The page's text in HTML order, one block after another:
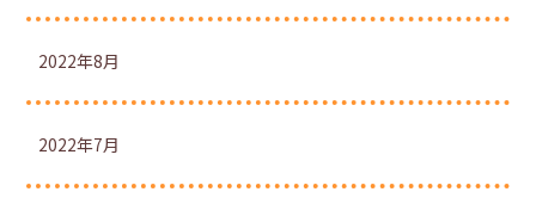
2022年8月
2022年7月